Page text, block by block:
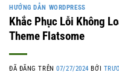
HƯỚNG DẪN WORDPRESS
Khắc Phục Lỗi Không
Theme Flatsome
ĐÃ ĐĂNG TRÊN07/27/2024 BỞI